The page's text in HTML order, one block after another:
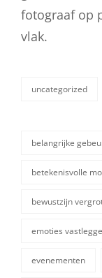
fotograaf op
vlak.
categorieën
uncategorized
belangrijke
betekenisvolle
bewustzijn
emoties
evenementen